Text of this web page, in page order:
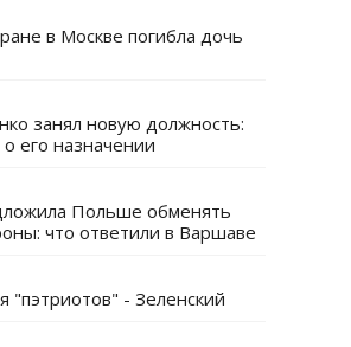
в Москве погибла дочь
занял новую должность:
его назначении
Польше обменять
что ответили в Варшаве
"пэтриотов" - Зеленский